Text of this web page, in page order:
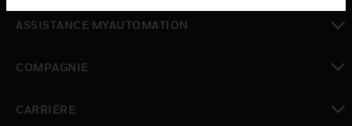
toggle view
ASSISTANCE MYAUTOMATION
COMPAGNIE
CARRIÈRE